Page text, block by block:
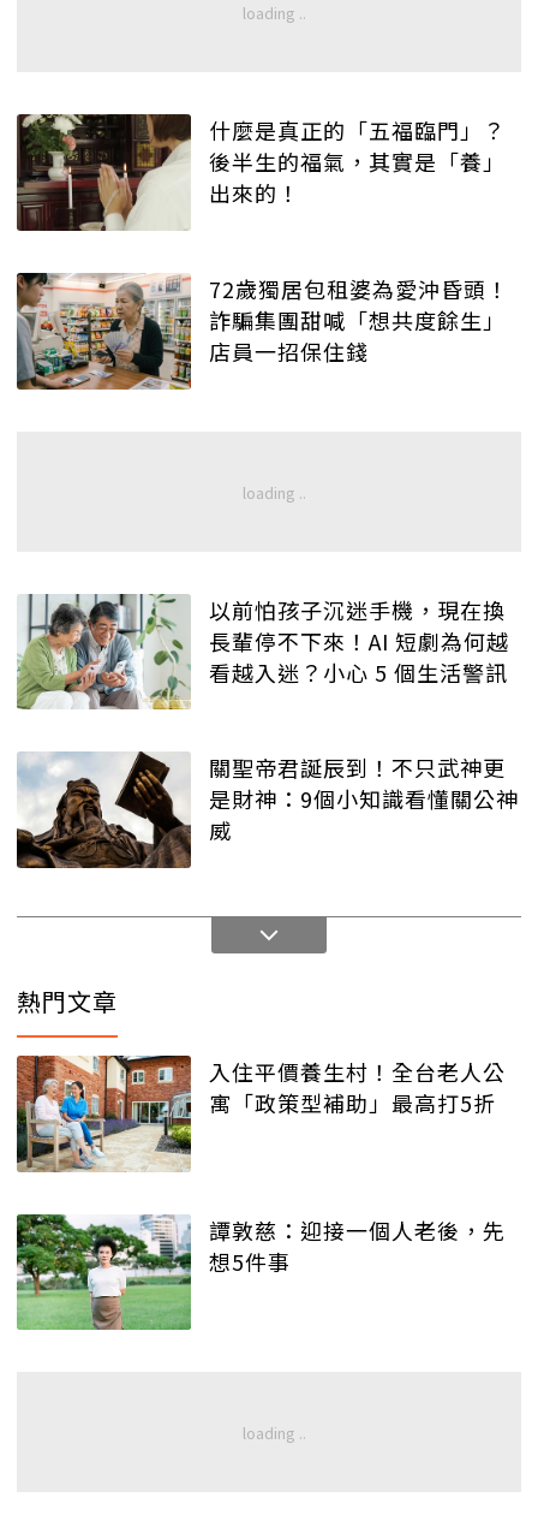
什麼是真正的「五福臨門」？
後半生的福氣，其實是「養」
出來的！
72歲獨居包租婆為愛沖昏頭！
詐騙集團甜喊「想共度餘生」
店員一招保住錢
以前怕孩子沉迷手機，現在換
長輩停不下來！AI 短劇為何越
看越入迷？小心 5 個生活警訊
關聖帝君誕辰到！不只武神更
是財神：9個小知識看懂關公神
威
熱門文章
入住平價養生村！全台老人公
寓「政策型補助」最高打5折
譚敦慈：迎接一個人老後，先
想5件事